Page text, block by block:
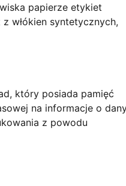
papierze etykiet
włókien syntetycznych,
który posiada pamięć
na informacje o
z powodu